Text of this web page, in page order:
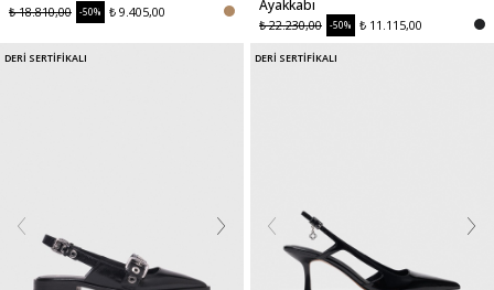
₺ 18.810,00 -50% ₺ 9.405,00
Ayakkabı
₺ 22.230,00 -50% ₺ 11.115,00
DERİ SERTİFİKALI DERİ SERTİFİKALI